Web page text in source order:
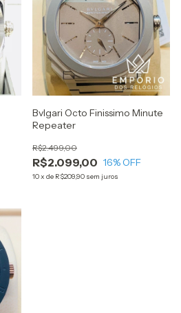
Bvlgari Octo Finissimo Minute
Repeater
R$2.099,00
R$2.499,00
16% OFF
10x de R$209,90 sem juros